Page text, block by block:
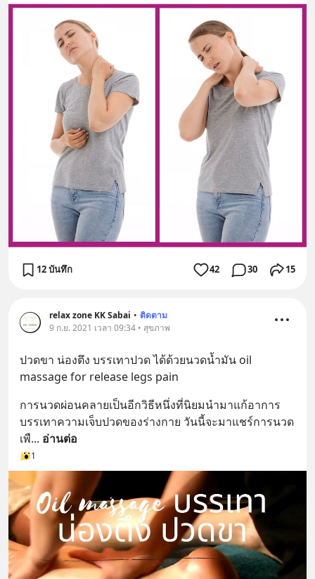
12 บันทึก 42 30 15
relax zone KK Sabai • ติดตาม
9 ก.ย. 2021 เวลา 09:34 • สุขภาพ
ปวดขา น่องตึง บรรเทาปวด ได้ด้วยนวดน้ำมัน oil
massage for release legs pain
การนวดผ่อนคลายเป็นอีกวิธีหนึ่งที่นิยมนำมาแก้อาการ
บรรเทาความเจ็บปวดของร่างกาย วันนี้จะมาแชร์การนวด
เพื... อ่านต่อ
1